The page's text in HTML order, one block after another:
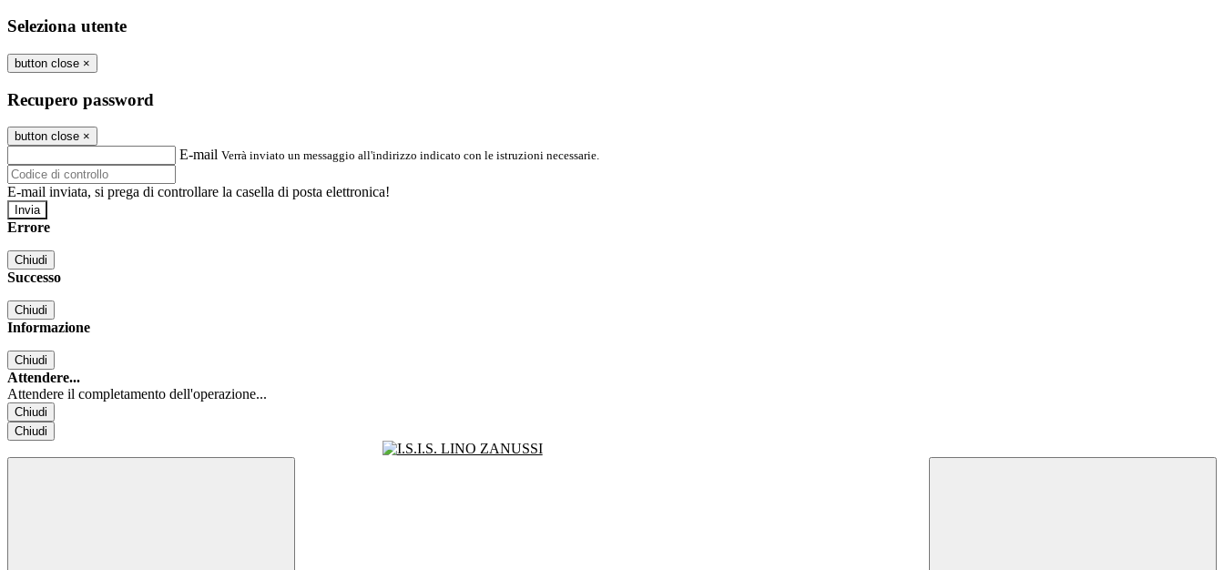
Seleziona utente
button close ×
Recupero password
button close ×
E-mail Verrà inviato un messaggio all'indirizzo indicato con le istruzioni necessarie.
E-mail inviata, si prega di controllare la casella di posta elettronica!
Errore
Chiudi
Successo
Chiudi
Informazione
Chiudi
Attendere...
Attendere il completamento dell'operazione...
Chiudi
Chiudi